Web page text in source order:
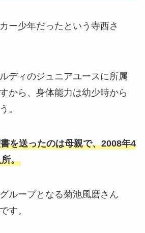
ー少年だったという寺西さ
ディのジュニアユースに所属
から、身体能力は幼少時から
。
を送ったのは母親で、2008年4
。
ループとなる菊池風磨さん
す。